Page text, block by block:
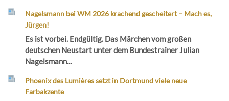
Nagelsmann bei WM 2026 krachend gescheitert – Mach es,
Jürgen!
Es ist vorbei. Endgültig. Das Märchen vom großen
deutschen Neustart unter dem Bundestrainer Julian
Nagelsmann...
Phoenix des Lumières setzt in Dortmund viele neue
Farbakzente